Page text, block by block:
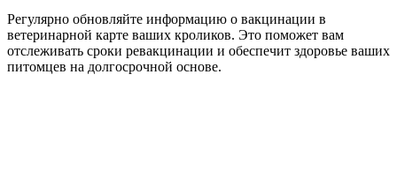
Регулярно обновляйте информацию о вакцинации в
ветеринарной карте ваших кроликов. Это поможет вам
отслеживать сроки ревакцинации и обеспечит здоровье ваших
питомцев на долгосрочной основе.